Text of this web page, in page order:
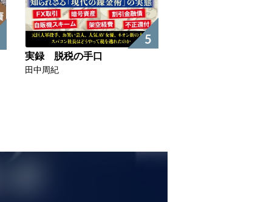
5
実録 脱税の手口
田中周紀